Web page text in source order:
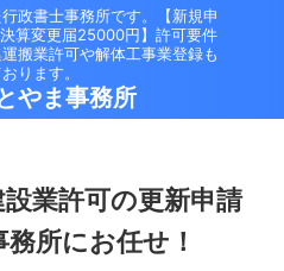
政書士事務所です。【新規申
算変更届25000円】許可要件
搬業許可や解体工事業登録も
ります。
やま事務所
業許可の更新申請
所にお任せ！